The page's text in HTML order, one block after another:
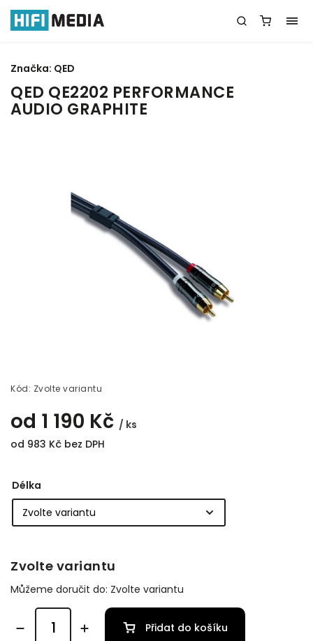
QED QE2202 PERFORMANCE
AUDIO GRAPHITE
Kód: Zvolte variantu
od 1 190 Kč / ks
od 983 Kč bez DPH
Značka: QED
Délka
Zvolte variantu
Můžeme doručit do: Zvolte variantu
Přidat do košíku